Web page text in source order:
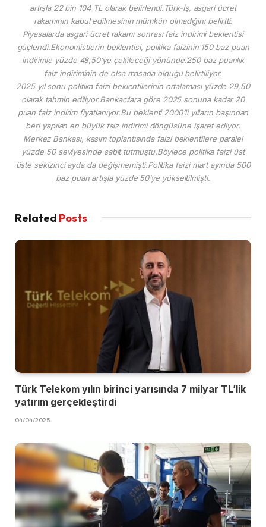
artışla 22 bin 104 TL olarak belirlendi.Türk-İş, asgari ücret
rakamının kabul edilmesinin mümkün olmadığını belirtti.
Piyasalarda asgari ücret rakamı sonrası faiz indirimi beklentisi
güçlendi.Ekonomistlerin beklentisi, politika faizinin 150 baz puan
indirimle yüzde 48,50’ye çekileceği yönünde.250 baz puanlık
faiz indiriminin de olsa masada olduğu belirtiliyor.
2025 yıl sonu politika faizi beklentilerinin ortalaması yüzde 29,50
olarak tahmin ediliyor.Bankacılara göre 2025 sonuna kadar 20
puan faiz indirim fiyatlanıyor.Bu beklenti 2000’li yılların başından
beri yapılan en büyük faiz indirimi döngüsüne işaret ediyor.
Merkez Bankası, kasım toplantısında faizi beklentilere paralel
yüzde 50 seviyesinde sabit tutmuştu.Böylece politika faizi üst
üste sekizinci ayda da değişmemişti.Politika faizi mart ayında 500
baz puan artışla yüzde 50’ye yükseltilmişti.
Related Posts
Türk Telekom yılın birinci yarısında 7 milyar TL’lik
yatırım gerçekleştirdi
04/04/2025